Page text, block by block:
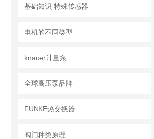
基础知识 特殊传感器
电机的不同类型
knauer计量泵
全球高压泵品牌
FUNKE热交换器
阀门种类原理